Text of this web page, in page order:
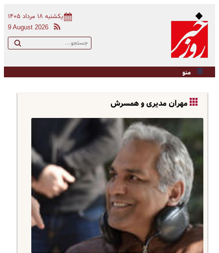
یکشنبه ۱۸ مرداد ۱۴۰۵
9 August 2026
منو
مهران مدیری و همسرش